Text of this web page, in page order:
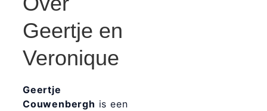
Geertje en
Veronique
Geertje
Couwenbergh is een